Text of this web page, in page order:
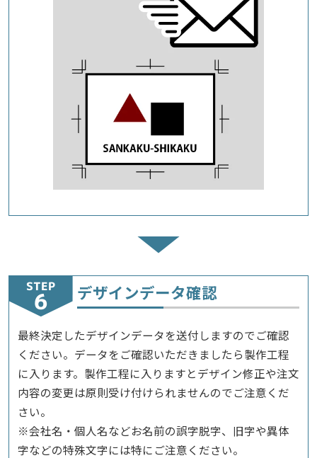
STEP デザインデータ確認
最終決定したデザインデータを送付しますのでご確認
ください。データをご確認いただきましたら製作工程
に入ります。製作工程に入りますとデザイン修正や注文
内容の変更は原則受け付けられませんのでご注意くだ
さい。
※会社名・個人名などお名前の誤字脱字、旧字や異体
字などの特殊文字には特にご注意ください。